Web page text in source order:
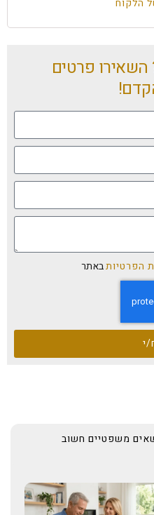
הלקוח
פרטים
הפרטיותבאתר
משפטיים חשוב